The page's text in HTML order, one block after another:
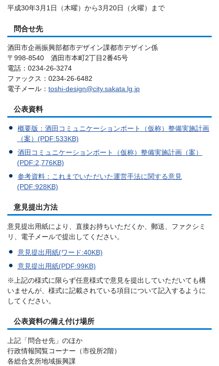
平成30年3月1日（木曜）から3月20日（火曜）まで
問合せ先
酒田市企画振興部都市デザイン課都市デザイン係
〒998-8540 酒田市本町2丁目2番45号
電話：0234-26-3274
ファックス：0234-26-6482
電子メール： toshi-design@city.sakata.lg.jp
公表資料
概要版：酒田コミュニケーションポート（仮称）整備実施計画
（案）(PDF:533KB)
酒田コミュニケーションポート（仮称）整備実施計画（案）
(PDF:2,776KB)
参考資料：これまでいただいた運営手法に関する意見
(PDF:928KB)
意見提出方法
意見提出用紙により、直接お持ちいただくか、郵送、ファクシミ
リ、電子メールで提出してください。
意見提出用紙(ワード:40KB)
意見提出用紙(PDF:99KB)
※上記の様式に限らず任意様式で意見を提出していただいても構
いませんが、様式に記載されている項目について記入するように
してください。
公表資料の備え付け場所
上記「問合せ先」のほか
行政情報閲覧コーナー（市役所2階）
各総合支所地域振興課